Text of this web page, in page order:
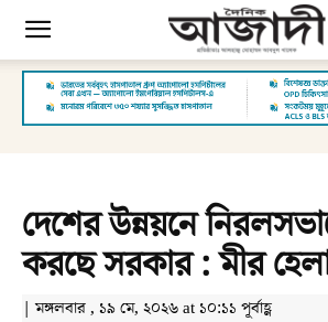
দেশের উন্নয়নে
করছে সরকার : মীর
| মঙ্গলবার , ১৯ মে, ২০২৬ at ১০:১১ পূর্বাহ্ণ